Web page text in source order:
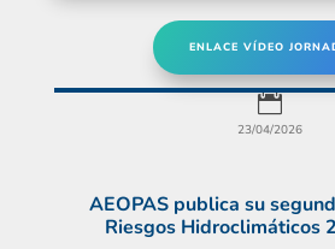
ENLACE VÍDEO

23/04/2026
AEOPAS publica su
Riesgos Hidroclimáticos